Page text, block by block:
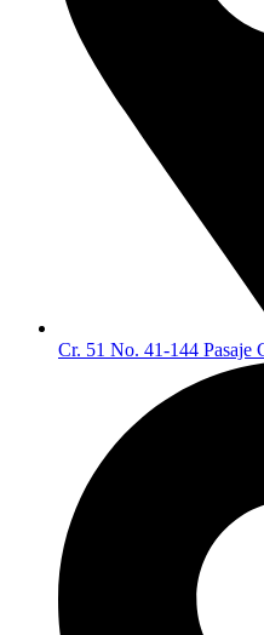
Cr. 51 No. 41-144